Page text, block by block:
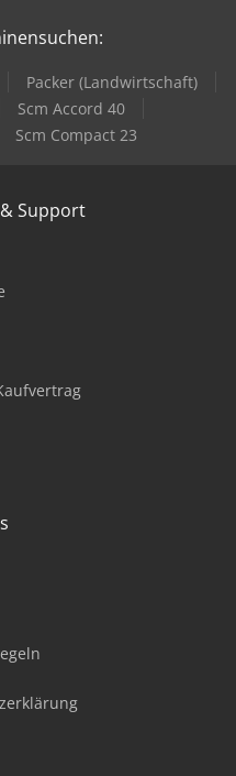
Packer (Landwirtschaft)
Scm Accord 40
Scm Compact 23
Support